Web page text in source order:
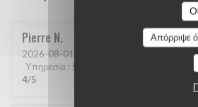
Απόρριψε
Pierre N
2026-08-01
Υπηρεσία : 5 :
4/5